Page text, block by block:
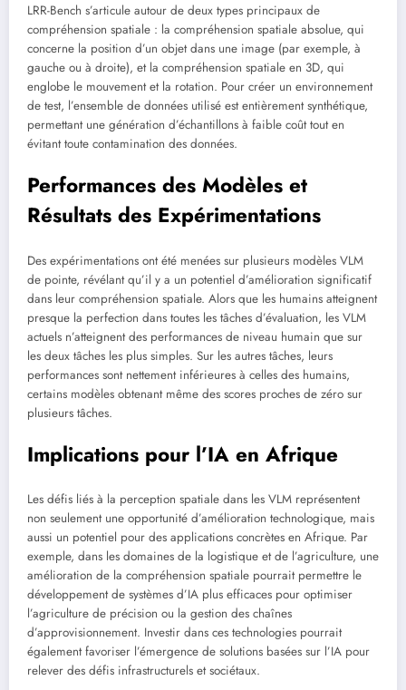
LRR-Bench s’articule autour de deux types principaux de
compréhension spatiale : la compréhension spatiale absolue, qui
concerne la position d’un objet dans une image (par exemple, à
gauche ou à droite), et la compréhension spatiale en 3D, qui
englobe le mouvement et la rotation. Pour créer un environnement
de test, l’ensemble de données utilisé est entièrement synthétique,
permettant une génération d’échantillons à faible coût tout en
évitant toute contamination des données.
Performances des Modèles et
Résultats des Expérimentations
Des expérimentations ont été menées sur plusieurs modèles VLM
de pointe, révélant qu’il y a un potentiel d’amélioration significatif
dans leur compréhension spatiale. Alors que les humains atteignent
presque la perfection dans toutes les tâches d’évaluation, les VLM
actuels n’atteignent des performances de niveau humain que sur
les deux tâches les plus simples. Sur les autres tâches, leurs
performances sont nettement inférieures à celles des humains,
certains modèles obtenant même des scores proches de zéro sur
plusieurs tâches.
Implications pour l’IA en Afrique
Les défis liés à la perception spatiale dans les VLM représentent
non seulement une opportunité d’amélioration technologique, mais
aussi un potentiel pour des applications concrètes en Afrique. Par
exemple, dans les domaines de la logistique et de l’agriculture, une
amélioration de la compréhension spatiale pourrait permettre le
développement de systèmes d’IA plus efficaces pour optimiser
l’agriculture de précision ou la gestion des chaînes
d’approvisionnement. Investir dans ces technologies pourrait
également favoriser l’émergence de solutions basées sur l’IA pour
relever des défis infrastructurels et sociétaux.